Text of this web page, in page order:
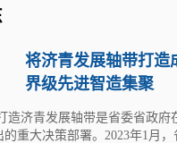
将济青发展轴带打造
界级先进智造集聚
青发展轴带是省委省政府
的重大决策部署。2023年1月，